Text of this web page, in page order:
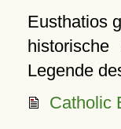
Eusthatios
Legende
Catholic